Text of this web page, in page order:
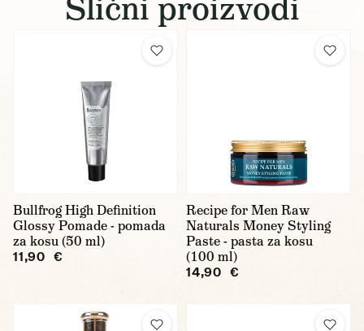
Bullfrog High Definition
Glossy Pomade - pomada
za kosu (50 ml)
11,90 €
Recipe for Men Raw
Naturals Money Styling
Paste - pasta za kosu
(100 ml)
14,90 €